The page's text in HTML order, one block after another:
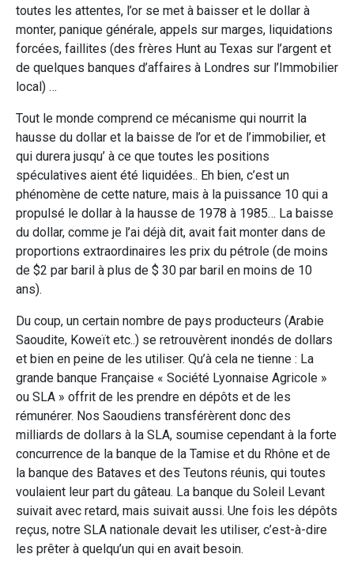
toutes les attentes, l’or se met à baisser et le dollar à
monter, panique générale, appels sur marges, liquidations
forcées, faillites (des frères Hunt au Texas sur l’argent et
de quelques banques d’affaires à Londres sur l’Immobilier
local) …
Tout le monde comprend ce mécanisme qui nourrit la
hausse du dollar et la baisse de l’or et de l’immobilier, et
qui durera jusqu’ à ce que toutes les positions
spéculatives aient été liquidées.. Eh bien, c’est un
phénomène de cette nature, mais à la puissance 10 qui a
propulsé le dollar à la hausse de 1978 à 1985… La baisse
du dollar, comme je l’ai déjà dit, avait fait monter dans de
proportions extraordinaires les prix du pétrole (de moins
de $2 par baril à plus de $ 30 par baril en moins de 10
ans).
Du coup, un certain nombre de pays producteurs (Arabie
Saoudite, Koweït etc..) se retrouvèrent inondés de dollars
et bien en peine de les utiliser. Qu’à cela ne tienne : La
grande banque Française « Société Lyonnaise Agricole »
ou SLA » offrit de les prendre en dépôts et de les
rémunérer. Nos Saoudiens transférèrent donc des
milliards de dollars à la SLA, soumise cependant à la forte
concurrence de la banque de la Tamise et du Rhône et de
la banque des Bataves et des Teutons réunis, qui toutes
voulaient leur part du gâteau. La banque du Soleil Levant
suivait avec retard, mais suivait aussi. Une fois les dépôts
reçus, notre SLA nationale devait les utiliser, c’est-à-dire
les prêter à quelqu’un qui en avait besoin.